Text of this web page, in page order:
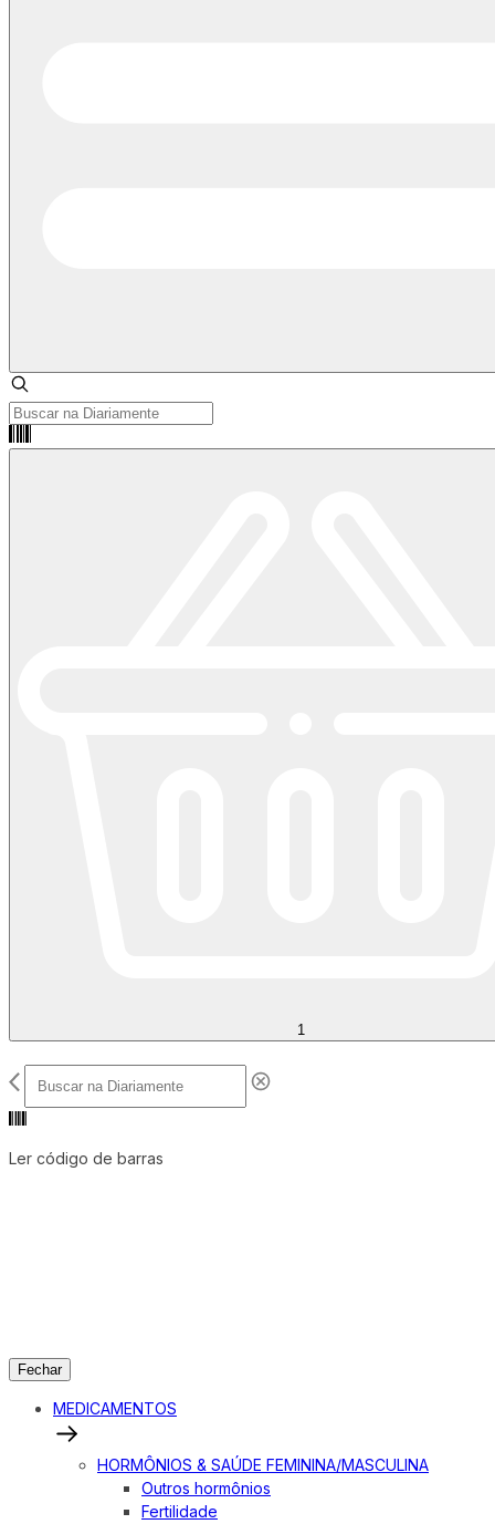
1
Ler código de barras
Fechar
MEDICAMENTOS
HORMÔNIOS & SAÚDE FEMININA/MASCULINA
Outros hormônios
Fertilidade